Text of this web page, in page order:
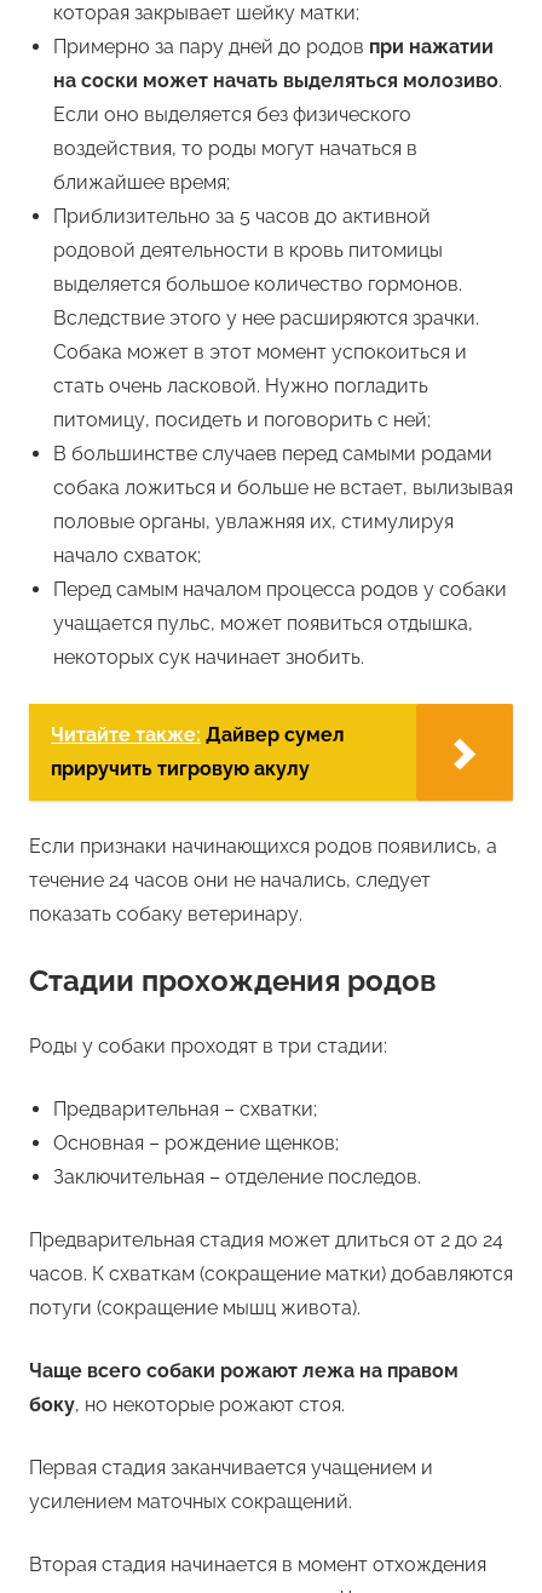
которая закрывает шейку матки;
Примерно за пару дней до родов при нажатии
на соски может начать выделяться молозиво.
Если оно выделяется без физического
воздействия, то роды могут начаться в
ближайшее время;
Приблизительно за 5 часов до активной
родовой деятельности в кровь питомицы
выделяется большое количество гормонов.
Вследствие этого у нее расширяются зрачки.
Собака может в этот момент успокоиться и
стать очень ласковой. Нужно погладить
питомицу, посидеть и поговорить с ней;
В большинстве случаев перед самыми родами
собака ложиться и больше не встает, вылизывая
половые органы, увлажняя их, стимулируя
начало схваток;
Перед самым началом процесса родов у собаки
учащается пульс, может появиться отдышка,
некоторых сук начинает знобить.
Читайте также: Дайвер сумел
приручить тигровую акулу
Если признаки начинающихся родов появились, а
течение 24 часов они не начались, следует
показать собаку ветеринару.
Стадии прохождения родов
Роды у собаки проходят в три стадии:
Предварительная – схватки;
Основная – рождение щенков;
Заключительная – отделение последов.
Предварительная стадия может длиться от 2 до 24
часов. К схваткам (сокращение матки) добавляются
потуги (сокращение мышц живота).
Чаще всего собаки рожают лежа на правом
боку, но некоторые рожают стоя.
Первая стадия заканчивается учащением и
усилением маточных сокращений.
Вторая стадия начинается в момент отхождения